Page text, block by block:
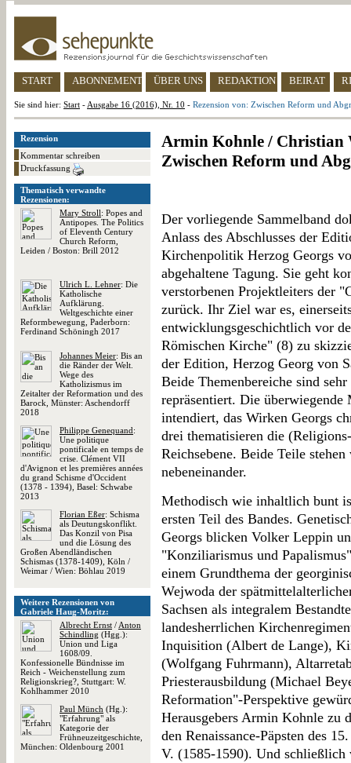
START ABONNEMENT ÜBER UNS REDAKTION BEIRAT
Sie sind hier: Start - Ausgabe 16 (2016), Nr. 10 - Rezension von: Zwischen Reform und
Rezension
Kommentar schreiben
Druckfassung
Thematisch verwandte
Rezensionen:
Mary Stroll: Popes and
Antipopes. The Politics
of Eleventh Century
Church Reform,
Leiden / Boston: Brill 2012
Ulrich L. Lehner: Die
Katholische
Aufklärung.
Weltgeschichte einer
Reformbewegung, Paderborn:
Ferdinand Schöningh 2017
Johannes Meier: Bis an
die Ränder der Welt.
Wege des
Katholizismus im
Zeitalter der Reformation und des
Barock, Münster: Aschendorff
2018
Philippe Genequand:
Une politique
pontificale en temps de
crise. Clément VII
d'Avignon et les premières années
du grand Schisme d'Occident
(1378 - 1394), Basel: Schwabe
2013
Florian Eßer: Schisma
als Deutungskonflikt.
Das Konzil von Pisa
und die Lösung des
Großen Abendländischen
Schismas (1378-1409), Köln /
Weimar / Wien: Böhlau 2019
Weitere Rezensionen von
Gabriele Haug-Moritz:
Albrecht Ernst / Anton
Schindling (Hgg.):
Union und Liga
1608/09.
Konfessionelle Bündnisse im
Reich - Weichenstellung zum
Religionskrieg?, Stuttgart: W.
Kohlhammer 2010
Paul Münch (Hg.):
"Erfahrung" als
Kategorie der
Frühneuzeitgeschichte,
München: Oldenbourg 2001
Armin Kohnle / Christian
Zwischen Reform und
Der vorliegende Sammelband
Anlass des Abschlusses der
Kirchenpolitik Herzog Georgs
abgehaltene Tagung. Sie geht
verstorbenen Projektleiters der
zurück. Ihr Ziel war es,
entwicklungsgeschichtlich vor
Römischen Kirche" (8) zu
der Edition, Herzog Georg von
Beide Themenbereiche sind
repräsentiert. Die
intendiert, das Wirken Georgs
drei thematisieren die
Reichsebene. Beide Teile
nebeneinander.
Methodisch wie inhaltlich bunt
ersten Teil des Bandes.
Georgs blicken Volker Leppin
"Konziliarismus und
einem Grundthema der
Wejwoda der
Sachsen als integralem
landesherrlichen
Inquisition (Albert de Lange),
(Wolfgang Fuhrmann),
Priesterausbildung (Michael
Reformation"-Perspektive
Herausgebers Armin Kohnle zu
den Renaissance-Päpsten des
V. (1585-1590). Und schließlich